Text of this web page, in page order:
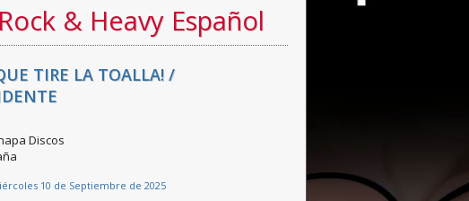
& Heavy Español
TIRE LA TOALLA! /
Discos
10 de Septiembre de 2025